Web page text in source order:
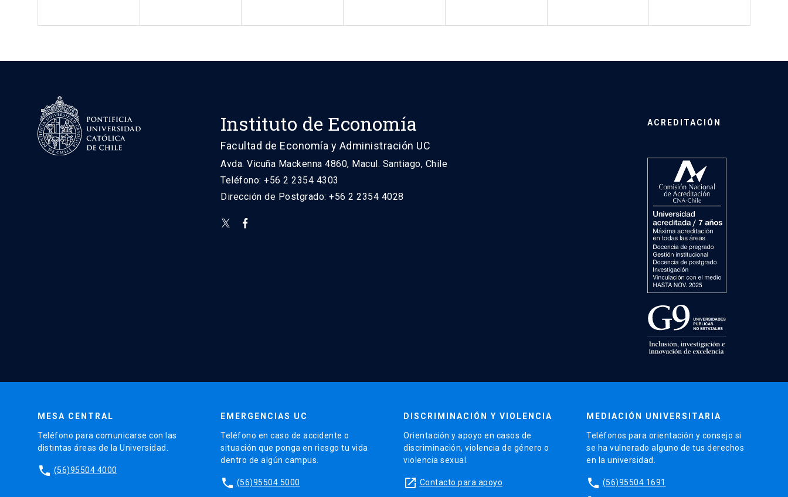
Instituto de Economía
Facultad de Economía y Administración UC
Avda. Vicuña Mackenna 4860, Macul. Santiago, Chile
Teléfono: +56 2 2354 4303
Dirección de Postgrado: +56 2 2354 4028
ACREDITACIÓN
MESA CENTRAL
Teléfono para comunicarse con las
distintas áreas de la Universidad.
phone (56)95504 4000
EMERGENCIAS UC
Teléfono en caso de accidente o
situación que ponga en riesgo tu vida
dentro de algún campus.
phone (56)95504 5000
DISCRIMINACIÓN Y VIOLENCIA
Orientación y apoyo en casos de
discriminación, violencia de género o
violencia sexual.
launch Contacto para apoyo
MEDIACIÓN UNIVERSITARIA
Teléfonos para orientación y consejo si
se ha vulnerado alguno de tus derechos
en la universidad.
phone (56)95504 1691